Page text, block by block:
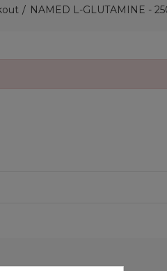
NAMED L-GLUTAMINE -